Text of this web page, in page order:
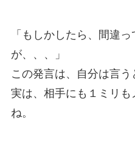
「もしかしたら、間違
が、、、」
この発言は、自分は言う
実は、相手にも１ミリも
ね。